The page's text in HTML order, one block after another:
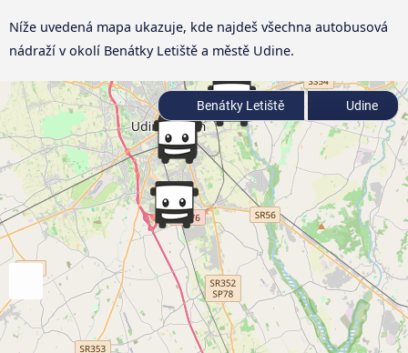
Níže uvedená mapa ukazuje, kde najdeš všechna autobusová
nádraží v okolí Benátky Letiště a městě Udine.
Benátky Letiště Udine